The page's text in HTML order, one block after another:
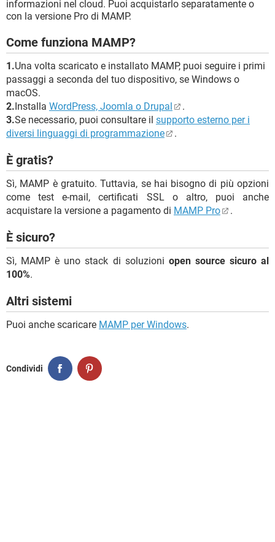
informazioni nel cloud. Puoi acquistarlo separatamente o
con la versione Pro di MAMP.
Come funziona MAMP?
1.Una volta scaricato e installato MAMP, puoi seguire i primi
passaggi a seconda del tuo dispositivo, se Windows o
macOS.
2. Installa WordPress, Joomla o Drupal
.
3.Se necessario, puoi consultare il supporto esterno per i
diversi linguaggi di programmazione
.
È gratis?
Sì, MAMP è gratuito. Tuttavia, se hai bisogno di più opzioni
come test e-mail, certificati SSL o altro, puoi anche
acquistare la versione a pagamento di MAMP Pro .
È sicuro?
Sì, MAMP è uno stack di soluzioni open source sicuro al
100%.
Altri sistemi
Puoi anche scaricare MAMP per Windows.
Condividi